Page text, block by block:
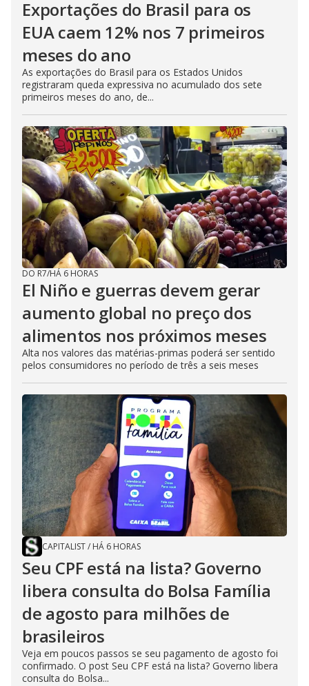
Exportações do Brasil para os
EUA caem 12% nos 7 primeiros
meses do ano
As exportações do Brasil para os Estados Unidos
registraram queda expressiva no acumulado dos sete
primeiros meses do ano, de...
DO R7/HÁ 6 HORAS
El Niño e guerras devem gerar
aumento global no preço dos
alimentos nos próximos meses
Alta nos valores das matérias-primas poderá ser sentido
pelos consumidores no período de três a seis meses
CAPITALIST/ HÁ 6 HORAS
Seu CPF está na lista? Governo
libera consulta do Bolsa Família
de agosto para milhões de
brasileiros
Veja em poucos passos se seu pagamento de agosto foi
confirmado. O post Seu CPF está na lista? Governo libera
consulta do Bolsa...